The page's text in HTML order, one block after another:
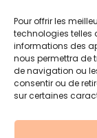
Pour offrir les
technologies telles
informations des
nous permettra de
de navigation ou
consentir ou de
sur certaines